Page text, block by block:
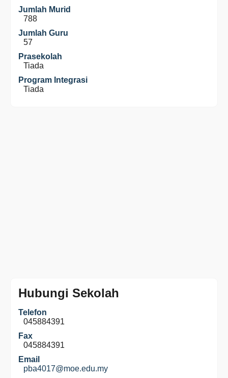
Jumlah Murid
788
Jumlah Guru
57
Prasekolah
Tiada
Program Integrasi
Tiada
Hubungi Sekolah
Telefon
045884391
Fax
045884391
Email
pba4017@moe.edu.my